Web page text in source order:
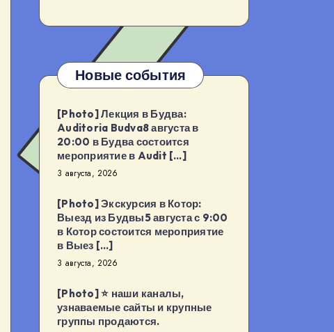
Новые события
[Photo] Лекция в Будва:
Auditoria Budva8 августа в
20:00 в Будва состоится
мероприятие в Audit […]
3 августа, 2026
[Photo] Экскурсия в Котор:
Выезд из Будвы5 августа с 9:00
в Котор состоится мероприятие
в Выез […]
3 августа, 2026
[Photo] ⭐️ наши каналы,
узнаваемые сайты и крупные
группы продаются.